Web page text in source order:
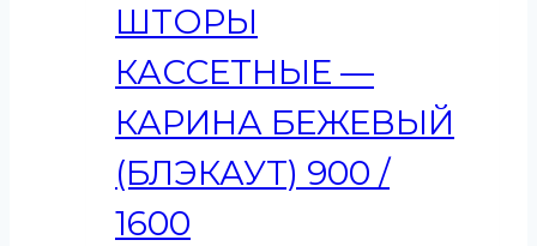
ШТОРЫ
КАССЕТНЫЕ —
КАРИНА БЕЖЕВЫЙ
(БЛЭКАУТ) 900 /
1600